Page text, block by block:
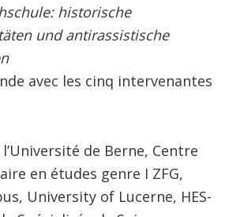
historische
und antirassistische
avec les cinq intervenantes
de Berne, Centre
en études genre I ZFG,
University of Lucerne, HES-